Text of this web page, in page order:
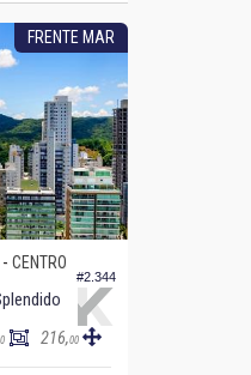
FRENTE MAR
#2.344
CENTRO
216,00